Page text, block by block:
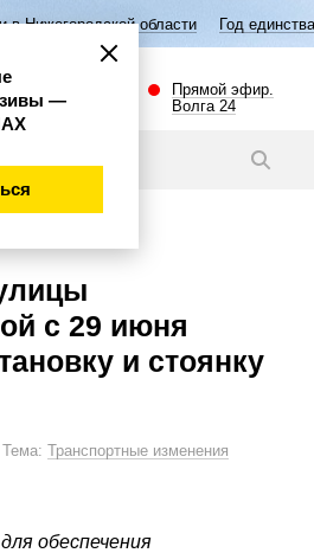
Год единства народов России
Прямой эфир.
Волга 24
с 29 июня
и стоянку
Транспортные изменения
обеспечения
—